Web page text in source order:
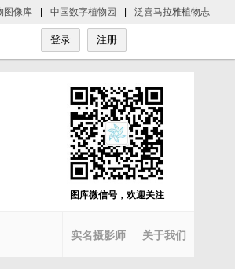
图像库 中国数字植物园 泛喜马拉雅植物志
图库微信号，欢迎关注
关于我们
实名摄影师